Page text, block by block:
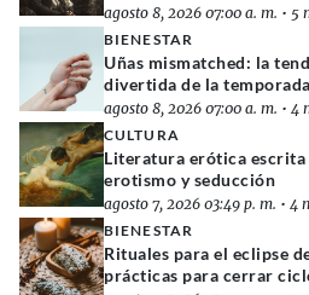
agosto 8, 2026 07:00 a. m. • 5
BIENESTAR
Uñas mismatched: la
divertida de la temporada
agosto 8, 2026 07:00 a. m. • 4
CULTURA
Literatura erótica escrita
erotismo y seducción
agosto 7, 2026 03:49 p. m. • 4
BIENESTAR
Rituales para el eclipse
prácticas para cerrar